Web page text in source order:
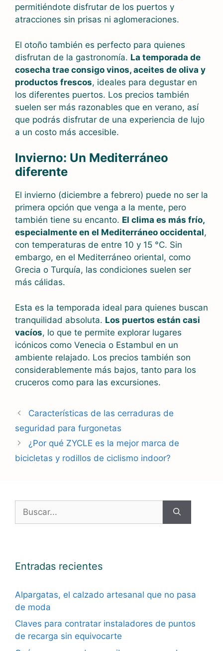
permitiéndote disfrutar de los puertos y
atracciones sin prisas ni aglomeraciones.
El otoño también es perfecto para quienes
disfrutan de la gastronomía. La temporada de
cosecha trae consigo vinos, aceites de oliva y
productos frescos, ideales para degustar en
los diferentes puertos. Los precios también
suelen ser más razonables que en verano, así
que podrás disfrutar de una experiencia de lujo
a un costo más accesible.
Invierno: Un Mediterráneo
diferente
El invierno (diciembre a febrero) puede no ser la
primera opción que venga a la mente, pero
también tiene su encanto. El clima es más frío,
especialmente en el Mediterráneo occidental,
con temperaturas de entre 10 y 15 °C. Sin
embargo, en el Mediterráneo oriental, como
Grecia o Turquía, las condiciones suelen ser
más cálidas.
Esta es la temporada ideal para quienes buscan
tranquilidad absoluta. Los puertos están casi
vacíos, lo que te permite explorar lugares
icónicos como Venecia o Estambul en un
ambiente relajado. Los precios también son
considerablemente más bajos, tanto para los
cruceros como para las excursiones.
Características de las cerraduras de
seguridad para furgonetas
¿Por qué ZYCLE es la mejor marca de
bicicletas y rodillos de ciclismo indoor?
Entradas recientes
Alpargatas, el calzado artesanal que no pasa
de moda
Claves para contratar instaladores de puntos
de recarga sin equivocarte